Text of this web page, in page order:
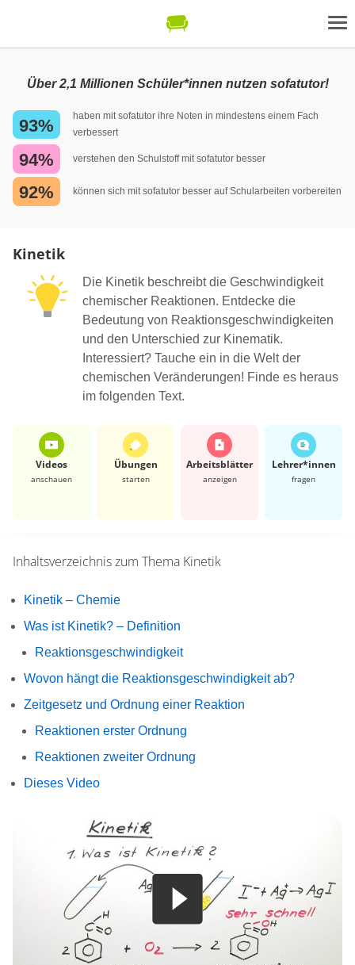
Über 2,1 Millionen Schüler*innen nutzen sofatutor!
93%
haben mit sofatutor ihre Noten in mindestens einem Fach
verbessert
94% verstehen den Schulstoff mit sofatutor besser
92% können sich mit sofatutor besser auf Schularbeiten vorbereiten
Kinetik
Die Kinetik beschreibt die Geschwindigkeit
chemischer Reaktionen. Entdecke die
Bedeutung von Reaktionsgeschwindigkeiten
und den Unterschied zur Kinematik.
Interessiert? Tauche ein in die Welt der
chemischen Veränderungen! Finde es heraus
im folgenden Text.
Videos
anschauen
Übungen
starten
Arbeits­blätter
anzeigen
Lehrer*​innen
fragen
Inhaltsverzeichnis zum Thema Kinetik
Kinetik – Chemie
Was ist Kinetik? – Definition
Reaktionsgeschwindigkeit
Wovon hängt die Reaktionsgeschwindigkeit ab?
Zeitgesetz und Ordnung einer Reaktion
Reaktionen erster Ordnung
Reaktionen zweiter Ordnung
Dieses Video